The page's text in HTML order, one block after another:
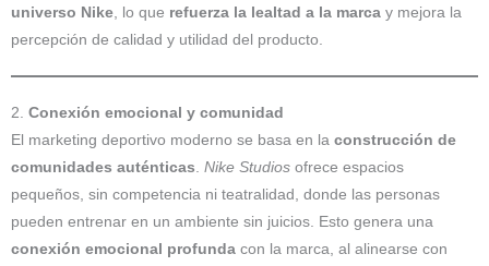
universo Nike , lo que refuerza la lealtad a la marca y mejora la
percepción de calidad y utilidad del producto.
2. Conexión emocional y comunidad
El marketing deportivo moderno se basa en la construcción de
comunidades auténticas Nike Studios ofrece espacios
pequeños, sin competencia ni teatralidad, donde las personas
pueden entrenar en un ambiente sin juicios. Esto genera una
conexión emocional profunda con la marca, al alinearse con